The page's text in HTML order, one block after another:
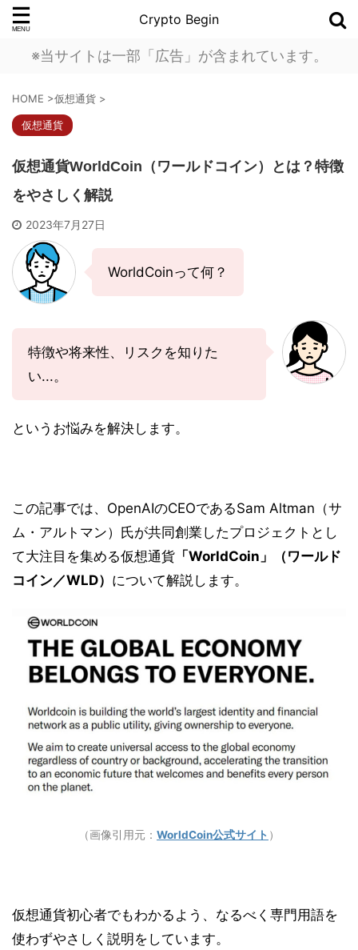
Crypto Begin
※当サイトは一部「広告」が含まれています。
HOME >仮想通貨 >
仮想通貨
仮想通貨WorldCoin（ワールドコイン）とは？特徴
をやさしく解説
2023年7月27日
WorldCoinって何？
特徴や将来性、リスクを知りた
い...。
というお悩みを解決します。
この記事では、OpenAIのCEOであるSam Altman（サ
ム・アルトマン）氏が共同創業したプロジェクトとし
て大注目を集める仮想通貨 「WorldCoin」（ワールド
コイン／WLD） について解説します。
（画像引用元： WorldCoin公式サイト ）
仮想通貨初心者でもわかるよう、なるべく専門用語を
使わずやさしく説明をしています。